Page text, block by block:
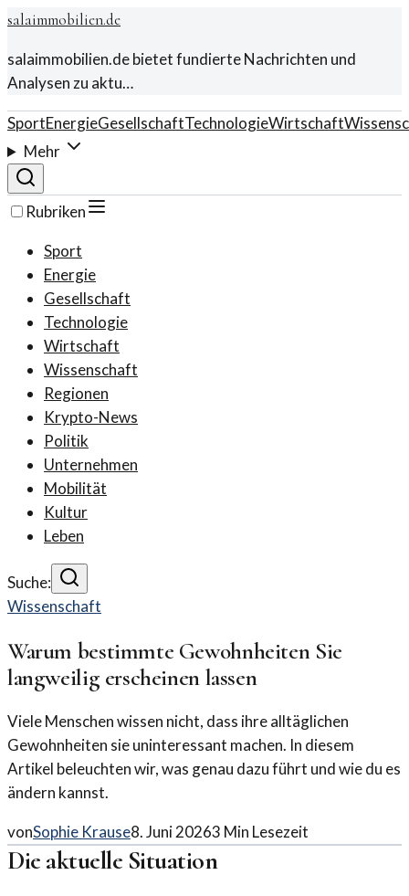
salaimmobilien.de
salaimmobilien.de bietet fundierte Nachrichten und
Analysen zu aktu…
SportEnergieGesellschaftTechnologieWirtschaft
Mehr
Rubriken
Sport
Energie
Gesellschaft
Technologie
Wirtschaft
Wissenschaft
Regionen
Krypto-News
Politik
Unternehmen
Mobilität
Kultur
Leben
Suche:
Wissenschaft
Warum bestimmte Gewohnheiten Sie
langweilig erscheinen lassen
Viele Menschen wissen nicht, dass ihre alltäglichen
Gewohnheiten sie uninteressant machen. In diesem
Artikel beleuchten wir, was genau dazu führt und wie du es
ändern kannst.
vonSophie Krause8. Juni 20263 Min Lesezeit
Die aktuelle Situation